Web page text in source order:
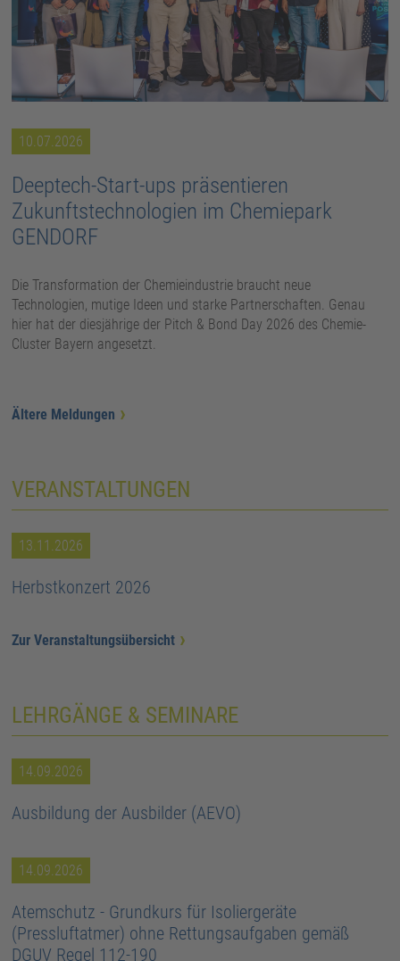
10.07.2026
Deeptech-Start-ups präsentieren
Zukunftstechnologien im Chemiepark
GENDORF
Die Transformation der Chemieindustrie braucht neue
Technologien, mutige Ideen und starke Partnerschaften. Genau
hier hat der diesjährige der Pitch & Bond Day 2026 des Chemie-
Cluster Bayern angesetzt.
Ältere Meldungen
VERANSTALTUNGEN
13.11.2026
Herbstkonzert 2026
Zur Veranstaltungsübersicht
LEHRGÄNGE & SEMINARE
14.09.2026
Ausbildung der Ausbilder (AEVO)
14.09.2026
Atemschutz - Grundkurs für Isoliergeräte
(Pressluftatmer) ohne Rettungsaufgaben gemäß
DGUV Regel 112-190